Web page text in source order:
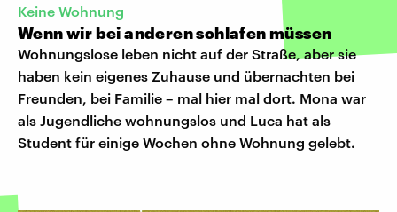
Keine Wohnung
Wenn wir bei anderen schlafen müssen
Wohnungslose leben nicht auf der Straße, aber sie
haben kein eigenes Zuhause und übernachten bei
Freunden, bei Familie – mal hier mal dort. Mona war
als Jugendliche wohnungslos und Luca hat als
Student für einige Wochen ohne Wohnung gelebt.